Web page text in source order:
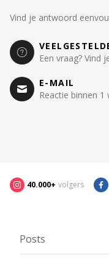
Vind je antwoord
Een vraag? Vind
E-MAIL
Reactie binnen 1
40.000+ volgers
Posts